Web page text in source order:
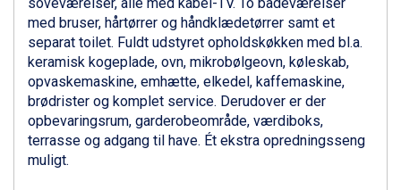
Passo Tonale fra DKK 3.795
Saalbach fra DKK 5.945
Champoluc fra DKK 3.795
Sestriere fra DKK 4.395
Fieberbrunn fra DKK 6.145
Wagrain fra DKK 4.645
Ischgl fra DKK 7.095
St. Anton fra DKK 7.245
Zell am See fra DKK 4.095
med bruser, hårtørrer og håndklædetørrer samt et
separat toilet. Fuldt udstyret opholdskøkken med bl.a.
keramisk kogeplade, ovn, mikrobølgeovn, køleskab,
opvaskemaskine, emhætte, elkedel, kaffemaskine,
brødrister og komplet service. Derudover er der
opbevaringsrum, garderobeområde, værdiboks,
terrasse og adgang til have. Ét ekstra opredningsseng
muligt.